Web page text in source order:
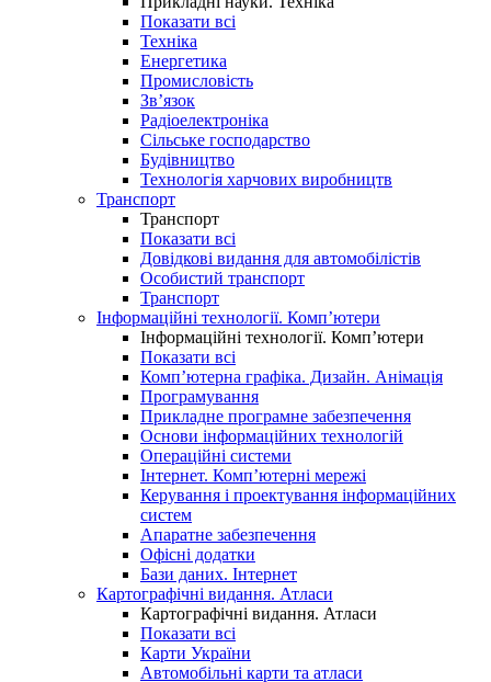
Показати всі
Техніка
Енергетика
Промисловість
Зв’язок
Радіоелектроніка
Сільське господарство
Будівництво
Технологія харчових виробництв
Транспорт
Транспорт
Показати всі
Довідкові видання для автомобілістів
Особистий транспорт
Транспорт
Інформаційні технології. Комп’ютери
Інформаційні технології. Комп’ютери
Показати всі
Комп’ютерна графіка. Дизайн. Анімація
Програмування
Прикладне програмне забезпечення
Основи інформаційних технологій
Операційні системи
Інтернет. Комп’ютерні мережі
Керування і проектування інформаційних
систем
Апаратне забезпечення
Офісні додатки
Бази даних. Інтернет
Картографічні видання. Атласи
Картографічні видання. Атласи
Показати всі
Карти України
Автомобільні карти та атласи